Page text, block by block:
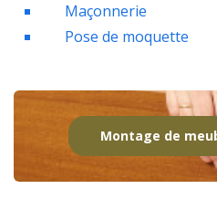
Maçonnerie
Pose de moquette
Montage de